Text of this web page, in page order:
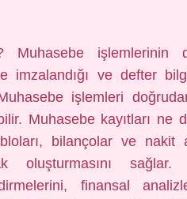
Muhasebe işlemlerinin
imzalandığı ve defter
işlemleri
Muhasebe kayıtları ne
bilançolar ve nakit
oluşturmasını
finansal